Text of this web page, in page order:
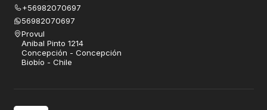
+56982070697
56982070697
Provul
Anibal Pinto 1214
Concepción - Concepción
Biobío - Chile